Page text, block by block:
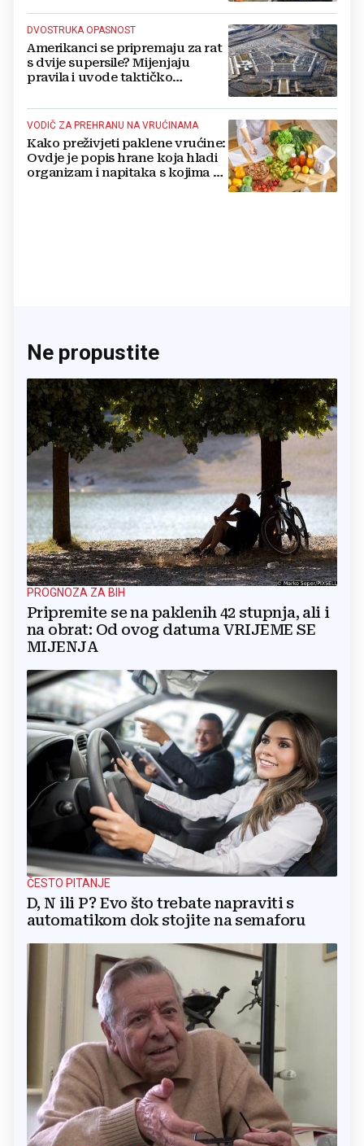
DVOSTRUKA OPASNOST
Amerikanci se pripremaju za rat
s dvije supersile? Mijenjaju
pravila i uvode taktičko
VODIČ ZA PREHRANU NA VRUĆINAMA
Kako preživjeti paklene vrućine:
Ovdje je popis hrane koja hladi
organizam i napitaka s kojima si
Ne propustite
PROGNOZA ZA BIH
Pripremite se na paklenih 42 stupnja, ali i
na obrat: Od ovog datuma VRIJEME SE
MIJENJA
ČESTO PITANJE
D, N ili P? Evo što trebate napraviti s
automatikom dok stojite na semaforu